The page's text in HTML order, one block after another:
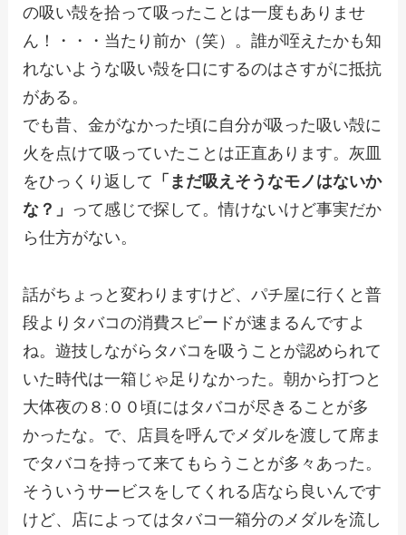
の吸い殻を拾って吸ったことは一度もありませ
ん！・・・当たり前か（笑）。誰が咥えたかも知
れないような吸い殻を口にするのはさすがに抵抗
がある。
でも昔、金がなかった頃に自分が吸った吸い殻に
火を点けて吸っていたことは正直あります。灰皿
をひっくり返して 「まだ吸えそうなモノはないか
な？」 って感じで探して。情けないけど事実だか
ら仕方がない。
話がちょっと変わりますけど、パチ屋に行くと普
段よりタバコの消費スピードが速まるんですよ
ね。遊技しながらタバコを吸うことが認められて
いた時代は一箱じゃ足りなかった。朝から打つと
大体夜の８:００頃にはタバコが尽きることが多
かったな。で、店員を呼んでメダルを渡して席ま
でタバコを持って来てもらうことが多々あった。
そういうサービスをしてくれる店なら良いんです
けど、店によってはタバコ一箱分のメダルを流し